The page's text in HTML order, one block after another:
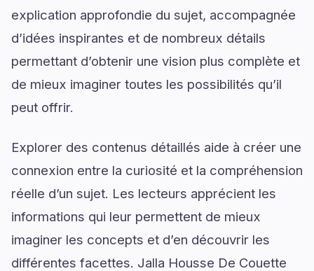
explication approfondie du sujet, accompagnée
d’idées inspirantes et de nombreux détails
permettant d’obtenir une vision plus complète et
de mieux imaginer toutes les possibilités qu’il
peut offrir.
Explorer des contenus détaillés aide à créer une
connexion entre la curiosité et la compréhension
réelle d’un sujet. Les lecteurs apprécient les
informations qui leur permettent de mieux
imaginer les concepts et d’en découvrir les
différentes facettes. Jalla Housse De Couette